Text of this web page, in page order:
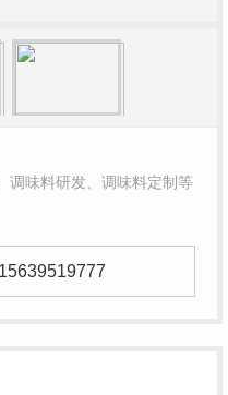
调味料研发、调味料定制等
15639519777